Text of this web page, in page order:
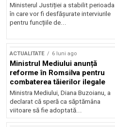
Ministerul Justiției a stabilit perioada
în care vor fi desfășurate interviurile
pentru funcțiile de...
ACTUALITATE 6 luni ago
Ministrul Mediului anunță
reforme în Romsilva pentru
combaterea tăierilor ilegale
Ministra Mediului, Diana Buzoianu, a
declarat că speră ca săptămâna
viitoare să fie adoptată...